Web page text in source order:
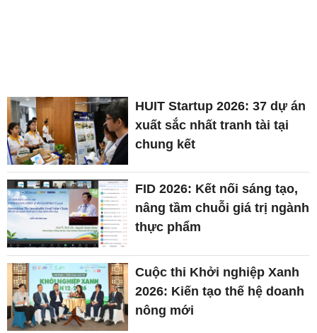
HUIT Startup 2026: 37 dự án
xuất sắc nhất tranh tài tại
chung kết
FID 2026: Kết nối sáng tạo,
nâng tầm chuỗi giá trị ngành
thực phẩm
Cuộc thi Khởi nghiệp Xanh
2026: Kiến tạo thế hệ doanh
nông mới